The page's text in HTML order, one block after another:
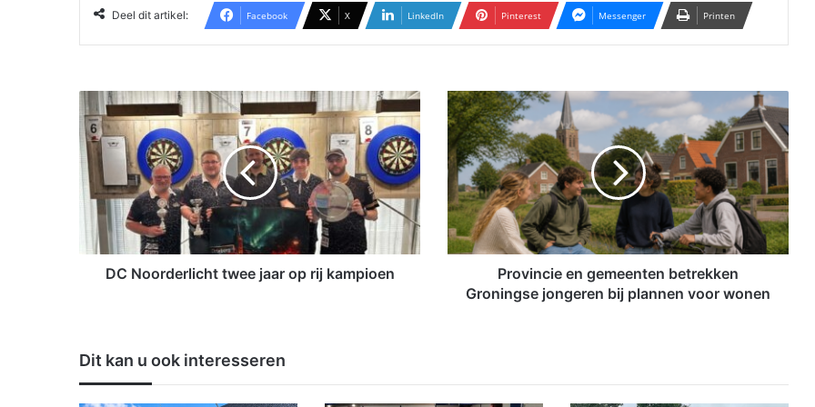
Deel dit artikel: Facebook X LinkedIn Pinterest Messenger Printen
D
C
N
o
t
w
DC Noorderlicht twee jaar op rij kampioen
P
r
o
v
i
c
i
e
e
Provincie en gemeenten betrekken
Groningse jongeren bij plannen voor wonen
Dit kan u ook interesseren